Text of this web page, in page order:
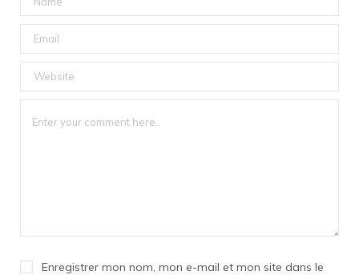
Enregistrer mon nom, mon e-mail et mon site dans le